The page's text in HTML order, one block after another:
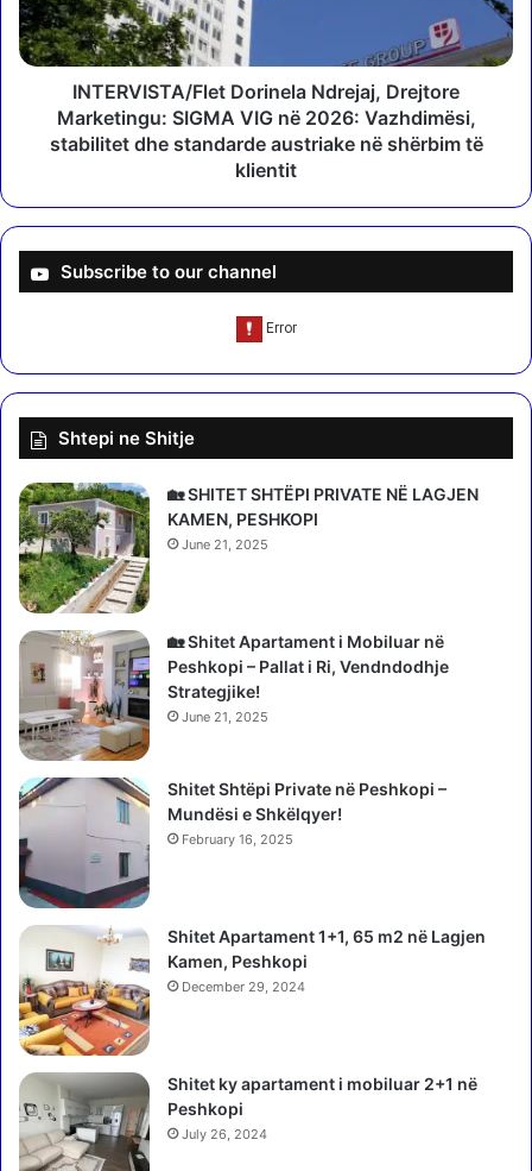
t
ë
”
c
t
:
K
u
j
d
e
s
g
a
m
e
s
a
z
h
e
m
s
h
t
u
e
s
e
I
S
T
t
r
l
a
d
r
e
j
a
j
,
D
j
t
o
r
e
M
a
r
e
i
n
g
:
S
I
G
INTERVISTA/Flet Dorinela Ndrejaj, Drejtore
Marketingu: SIGMA VIG në 2026: Vazhdimësi,
stabilitet dhe standarde austriake në shërbim të
klientit
Subscribe to our channel
Shtepi ne Shitje
🏡 SHITET SHTËPI PRIVATE NË LAGJEN
KAMEN, PESHKOPI
June 21, 2025
🏡 Shitet Apartament i Mobiluar në
Peshkopi – Pallat i Ri, Vendndodhje
Strategjike!
June 21, 2025
Shitet Shtëpi Private në Peshkopi –
Mundësi e Shkëlqyer!
February 16, 2025
Shitet Apartament 1+1, 65 m2 në Lagjen
Kamen, Peshkopi
December 29, 2024
Shitet ky apartament i mobiluar 2+1 në
Peshkopi
July 26, 2024